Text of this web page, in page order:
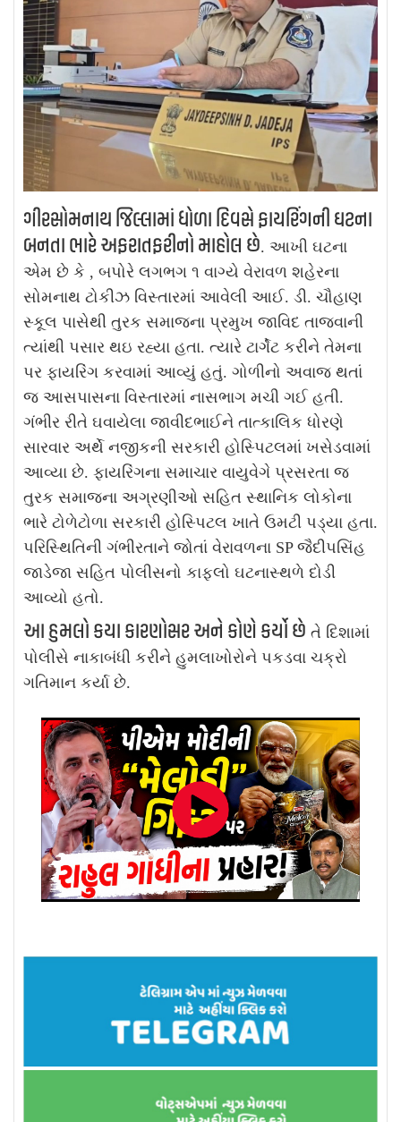
ગીરસોમનાથ જિલ્લામાં ધોળા દિવસે ફાયરિંગની ઘટના
બનતા ભારે અફરાતફરીનો માહોલ છે. આખી ઘટના
એમ છે કે , બપોરે લગભગ ૧ વાગ્યે વેરાવળ શહેરના
સોમનાથ ટોકીઝ વિસ્તારમાં આવેલી આઈ. ડી. ચૌહાણ
સ્કૂલ પાસેથી તુરક સમાજના પ્રમુખ જાવિદ તાજવાની
ત્યાંથી પસાર થઇ રહ્યા હતા. ત્યારે ટાર્ગેટ કરીને તેમના
પર ફાયરિંગ કરવામાં આવ્યું હતું. ગોળીનો અવાજ થતાં
જ આસપાસના વિસ્તારમાં નાસભાગ મચી ગઈ હતી.
ગંભીર રીતે ઘવાયેલા જાવીદભાઈને તાત્કાલિક ધોરણે
સારવાર અર્થે નજીકની સરકારી હોસ્પિટલમાં ખસેડવામાં
આવ્યા છે. ફાયરિંગના સમાચાર વાયુવેગે પ્રસરતા જ
તુરક સમાજના અગ્રણીઓ સહિત સ્થાનિક લોકોના
ભારે ટોળેટોળા સરકારી હોસ્પિટલ ખાતે ઉમટી પડ્યા હતા.
પરિસ્થિતિની ગંભીરતાને જોતાં વેરાવળના SP જૈદીપસિંહ
જાડેજા સહિત પોલીસનો કાફલો ઘટનાસ્થળે દોડી
આવ્યો હતો.
આ હુમલો કયા કારણોસર અને કોણે કર્યો છે તે દિશામાં
પોલીસે નાકાબંધી કરીને હુમલાખોરોને પકડવા ચક્રો
ગતિમાન કર્યા છે.